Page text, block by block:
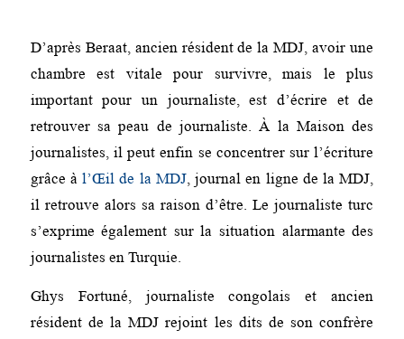
D’après Beraat, ancien résident de la MDJ, avoir une
chambre est vitale pour survivre, mais le plus
important pour un journaliste, est d’écrire et de
retrouver sa peau de journaliste. À la Maison des
journalistes, il peut enfin se concentrer sur l’écriture
grâce àl’Œil de la MDJ, journal en ligne de la MDJ,
il retrouve alors sa raison d’être. Le journaliste turc
s’exprime également sur la situation alarmante des
journalistes en Turquie.
Ghys Fortuné, journaliste congolais et ancien
résident de la MDJ rejoint les dits de son confrère